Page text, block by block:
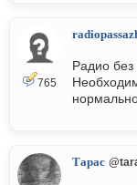
765
Радио без
Тарас